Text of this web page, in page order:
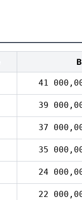
41
39
37
35
24
22